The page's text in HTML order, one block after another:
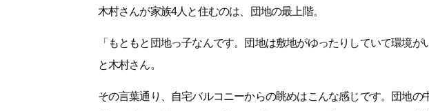
木村さんが家族4人と住むのは、団地の最上階。
「もともと団地っ子なんです。団地は敷地がゆったりしていて環境が
と木村さん。
その言葉通り、自宅バルコニーからの眺めはこんな感じです。団地の